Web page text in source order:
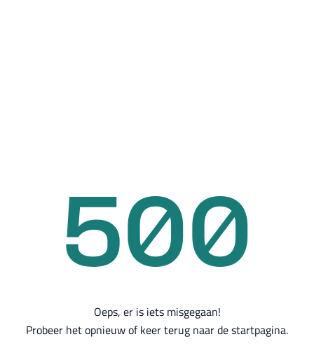
500
Oeps, er is iets misgegaan!
Probeer het opnieuw of keer terug naar de startpagina.